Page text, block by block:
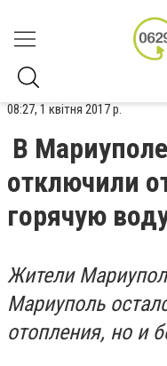
08:27, 1 квітня 2017 р.
В
отключили
горячую
Жители
Мариуполь
отопления, но и